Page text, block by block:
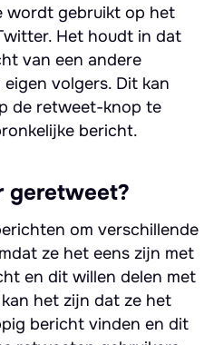
wordt gebruikt op het
Het houdt in dat
van een andere
volgers. Dit kan
de retweet-knop te
bericht.
geretweet?
om verschillende
ze het eens zijn met
en dit willen delen met
het zijn dat ze het
bericht vinden en dit